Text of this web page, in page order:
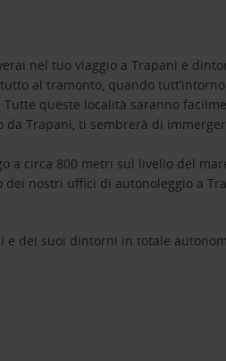
nel tuo viaggio a Trapani e
al tramonto, quando
queste località saranno
da Trapani, ti sembrerà di
a circa 800 metri sul livello del
nostri uffici di autonoleggio a
dei suoi dintorni in totale